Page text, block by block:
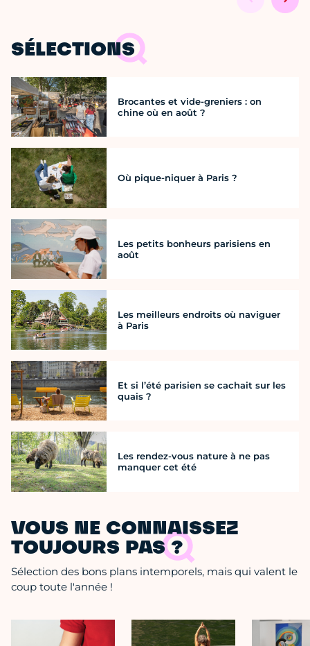
SÉLECTIONS
Brocantes et vide-greniers : on
chine où en août ?
Où pique-niquer à Paris ?
Les petits bonheurs parisiens en
août
Les meilleurs endroits où naviguer
à Paris
Et si l’été parisien se cachait sur les
quais ?
Les rendez-vous nature à ne pas
manquer cet été
VOUS NE CONNAISSEZ
TOUJOURS PAS ?
Sélection des bons plans intemporels, mais qui valent le
coup toute l'année !